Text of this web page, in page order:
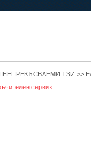
НЕПРЕКЪСВАЕМИ ТЗИ >>
сервиз